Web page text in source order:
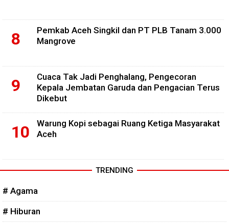
Pemkab Aceh Singkil dan PT PLB Tanam 3.000
Mangrove
Cuaca Tak Jadi Penghalang, Pengecoran
Kepala Jembatan Garuda dan Pengacian Terus
Dikebut
Warung Kopi sebagai Ruang Ketiga Masyarakat
Aceh
TRENDING
# Agama
# Hiburan